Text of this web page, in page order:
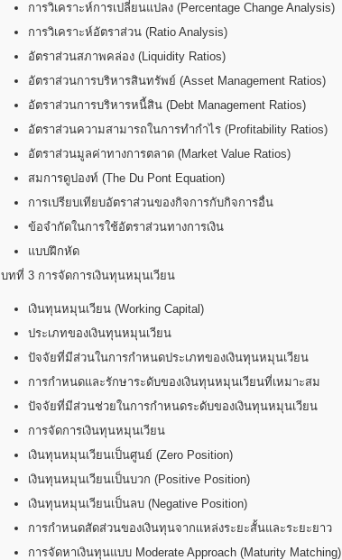
การวิเคราะห์การเปลี่ยนแปลง (Percentage Change Analysis)
การวิเคราะห์อัตราส่วน (Ratio Analysis)
อัตราส่วนสภาพคล่อง (Liquidity Ratios)
อัตราส่วนการบริหารสินทรัพย์ (Asset Management Ratios)
อัตราส่วนการบริหารหนี้สิน (Debt Management Ratios)
อัตราส่วนความสามารถในการทำกำไร (Profitability Ratios)
อัตราส่วนมูลค่าทางการตลาด (Market Value Ratios)
สมการดูปองท์ (The Du Pont Equation)
การเปรียบเทียบอัตราส่วนของกิจการกับกิจการอื่น
ข้อจำกัดในการใช้อัตราส่วนทางการเงิน
แบบฝึกหัด
บทที่ 3 การจัดการเงินทุนหมุนเวียน
เงินทุนหมุนเวียน (Working Capital)
ประเภทของเงินทุนหมุนเวียน
ปัจจัยที่มีส่วนในการกำหนดประเภทของเงินทุนหมุนเวียน
การกำหนดและรักษาระดับของเงินทุนหมุนเวียนที่เหมาะสม
ปัจจัยที่มีส่วนช่วยในการกำหนดระดับของเงินทุนหมุนเวียน
การจัดการเงินทุนหมุนเวียน
เงินทุนหมุนเวียนเป็นศูนย์ (Zero Position)
เงินทุนหมุนเวียนเป็นบวก (Positive Position)
เงินทุนหมุนเวียนเป็นลบ (Negative Position)
การกำหนดสัดส่วนของเงินทุนจากแหล่งระยะสั้นและระยะยาว
การจัดหาเงินทุนแบบ Moderate Approach (Maturity Matching)